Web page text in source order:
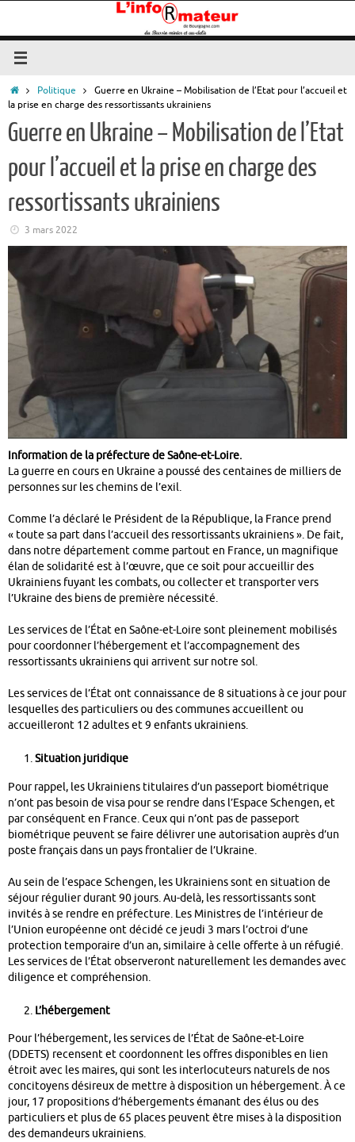
contenu
AccueilPolitique
Guerre en Ukraine – Mobilisation de l’Etat pour l’accueil et
la prise en charge des ressortissants ukrainiens
Guerre en Ukraine – Mobilisation de l’Etat
pour l’accueil et la prise en charge des
ressortissants ukrainiens
3 mars 2022
Information de la préfecture de Saône-et-Loire.
La guerre en cours en Ukraine a poussé des centaines de milliers de
personnes sur les chemins de l’exil.
Comme l’a déclaré le Président de la République, la France prend
« toute sa part dans l’accueil des ressortissants ukrainiens ». De fait,
dans notre département comme partout en France, un magnifique
élan de solidarité est à l’œuvre, que ce soit pour accueillir des
Ukrainiens fuyant les combats, ou collecter et transporter vers
l’Ukraine des biens de première nécessité.
Les services de l’État en Saône-et-Loire sont pleinement mobilisés
pour coordonner l’hébergement et l’accompagnement des
ressortissants ukrainiens qui arrivent sur notre sol.
Les services de l’État ont connaissance de 8 situations à ce jour pour
lesquelles des particuliers ou des communes accueillent ou
accueilleront 12 adultes et 9 enfants ukrainiens.
Situation juridique
Pour rappel, les Ukrainiens titulaires d’un passeport biométrique
n’ont pas besoin de visa pour se rendre dans l’Espace Schengen, et
par conséquent en France. Ceux qui n’ont pas de passeport
biométrique peuvent se faire délivrer une autorisation auprès d’un
poste français dans un pays frontalier de l’Ukraine.
Au sein de l’espace Schengen, les Ukrainiens sont en situation de
séjour régulier durant 90 jours. Au-delà, les ressortissants sont
invités à se rendre en préfecture. Les Ministres de l’intérieur de
l’Union européenne ont décidé ce jeudi 3 mars l’octroi d’une
protection temporaire d’un an, similaire à celle offerte à un réfugié.
Les services de l’État observeront naturellement les demandes avec
diligence et compréhension.
L’hébergement
Pour l’hébergement, les services de l’État de Saône-et-Loire
(DDETS) recensent et coordonnent les offres disponibles en lien
étroit avec les maires, qui sont les interlocuteurs naturels de nos
concitoyens désireux de mettre à disposition un hébergement. À ce
jour, 17 propositions d’hébergements émanant des élus ou des
particuliers et plus de 65 places peuvent être mises à la disposition
des demandeurs ukrainiens.